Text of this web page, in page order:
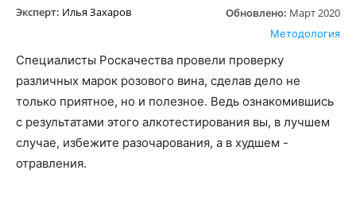
Эксперт: Илья Захаров Обновлено: Март 2020
Методология
Специалисты Роскачества провели проверку
различных марок розового вина, сделав дело не
только приятное, но и полезное. Ведь ознакомившись
с результатами этого алкотестирования вы, в лучшем
случае, избежите разочарования, а в худшем -
отравления.